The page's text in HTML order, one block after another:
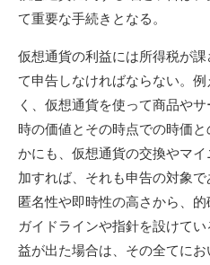
て重要な手続きとなる。
仮想通貨の利益には所得税が
て申告しなければならない。
く、仮想通貨を使って商品や
時の価値とその時点での時価
かにも、仮想通貨の交換やマ
加すれば、それも申告の対象
匿名性や即時性の高さから、
ガイドラインや指針を設けて
益が出た場合は、その全てに